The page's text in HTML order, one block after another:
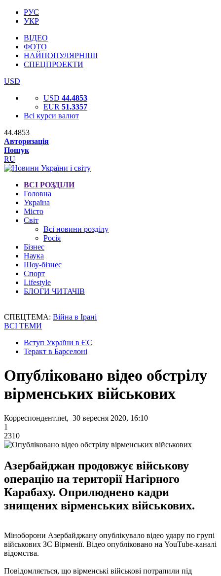
РУС
УКР
ВІДЕО
ФОТО
НАЙПОПУЛЯРНІШІ
СПЕЦПРОЕКТИ
USD
USD 44.4853
EUR 51.3357
Всі курси валют
44.4853
Авторизація
Пошук
RU
ВСІ РОЗДІЛИ
Головна
Україна
Місто
Світ
Всі новини розділу
Росія
Бізнес
Наука
Шоу-бізнес
Спорт
Lifestyle
БЛОГИ ЧИТАЧІВ
СПЕЦТЕМА: Війна в Ірані
ВСІ ТЕМИ
Вступ України в ЄС
Теракт в Барселоні
Опубліковано відео обстрілу
вірменських військових
Корреспондент.net, 30 вересня 2020, 16:10
1
2310
Азербайджан продовжує військову
операцію на території Нагірного
Карабаху. Оприлюднено кадри
знищених вірменських військових.
Міноборони Азербайджану опублікувало відео удару по групі
військових ЗС Вірменії. Відео опубліковано на YouTube-каналі
відомства.
Повідомляється, що вірменські військові потрапили під